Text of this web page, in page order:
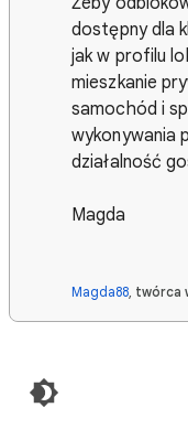
dostępny dla
jak w profilu
mieszkanie
samochód i
wykonywania
działalność
Magda
Magda88, twórca